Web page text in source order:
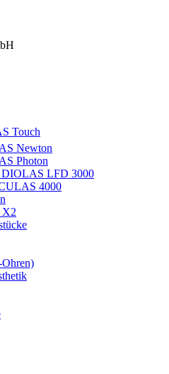
Touch
Newton
Photon
DIOLAS LFD 3000
4000
X2